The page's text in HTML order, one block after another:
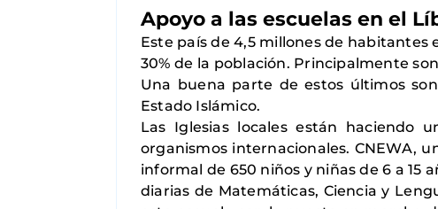
Apoyo a las escuelas en el
Este país de 4,5 millones de
30% de la población. Principalmente
Una buena parte de estos últimos
Estado Islámico.
Las Iglesias locales están
organismos internacionales. CNEWA,
informal de 650 niños y niñas de 6 a 15
diarias de Matemáticas, Ciencia y